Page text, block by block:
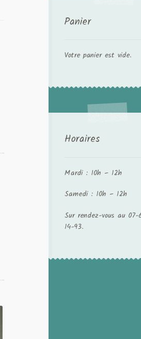
Panier
Votre panier est vide.
Horaires
Mardi : 10h – 12h
Samedi : 10h – 12h
Sur rendez-vous au
14-93.